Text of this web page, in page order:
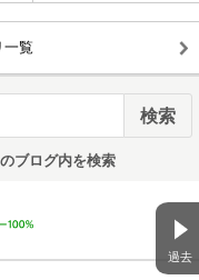
過去
一覧
ブログ内を検索